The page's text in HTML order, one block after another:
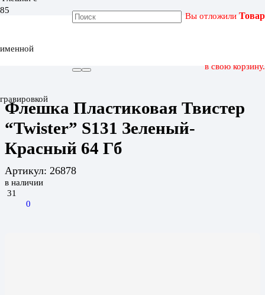
именной
гравировкой
Вы отложили Товар
в свою корзину.
ФЛЕШКА ПЛАСТИКОВАЯ ТВИСТЕР “TWISTER” S131
Флешка Пластиковая Твистер
“Twister” S131 Зеленый-
Красный 64 Гб
Артикул: 26878
в наличии
31
0